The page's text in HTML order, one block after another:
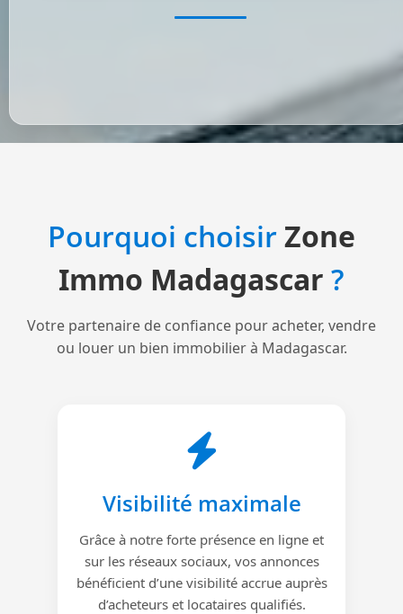
Pourquoi choisirZone
Immo Madagascar ?
Votre partenaire de confiance pour acheter, vendre
ou louer un bien immobilier à Madagascar.
Visibilité maximale
Grâce à notre forte présence en ligne et
sur les réseaux sociaux, vos annonces
bénéficient d’une visibilité accrue auprès
d’acheteurs et locataires qualifiés.